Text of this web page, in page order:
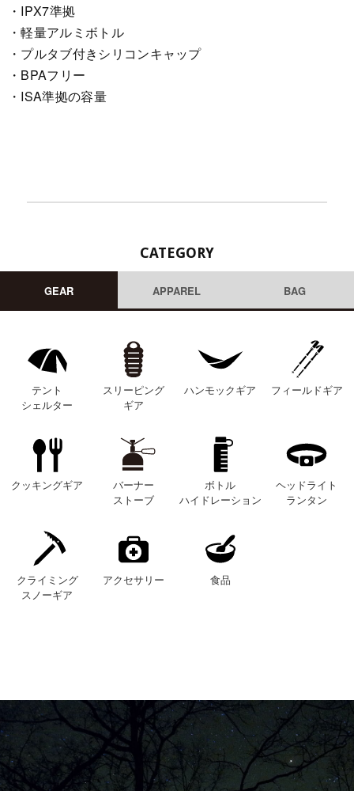
・IPX7準拠
・軽量アルミボトル
・プルタブ付きシリコンキャップ
・BPAフリー
・ISA準拠の容量
CATEGORY
GEAR APPAREL BAG
テント
シェルター
スリーピング
ギア
ハンモックギア フィールドギア
クッキングギア
バーナー
ストーブ
ボトル
ハイドレーション
ヘッドライト
ランタン
クライミング
スノーギア
アクセサリー 食品